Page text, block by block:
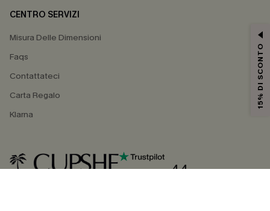
CENTRO SERVIZI
Misura Delle Dimensioni
Faqs
Contattateci
Carta Regalo
Klarna
4.4
15% DI SCONTO